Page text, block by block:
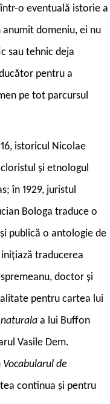
o eventuală istorie a
domeniu, ei nu
sau tehnic deja
pentru a
pe tot parcursul
istoricul Nicolae
și etnologul
în 1929, juristul
Bologa traduce o
publică o antologie de
traducerea
doctor și
pentru cartea lui
a lui Buffon
Vasile Dem.
Vocabularul de
continua și pentru